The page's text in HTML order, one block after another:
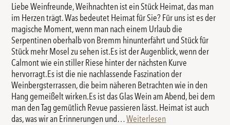
Liebe Weinfreunde, Weihnachten ist ein Stück Heimat, das man
im Herzen trägt. Was bedeutet Heimat für Sie? Für uns ist es der
magische Moment, wenn man nach einem Urlaub die
Serpentinen oberhalb von Bremm hinunterfährt und Stück für
Stück mehr Mosel zu sehen ist.Es ist der Augenblick, wenn der
Calmont wie ein stiller Riese hinter der nächsten Kurve
hervorragt.Es ist die nie nachlassende Faszination der
Weinbergsterrassen, die beim näheren Betrachten wie in den
Hang gemeißelt wirken.Es ist das Glas Wein am Abend, bei dem
man den Tag gemütlich Revue passieren lässt. Heimat ist auch
das, was wir an Erinnerungen und…Weiterlesen